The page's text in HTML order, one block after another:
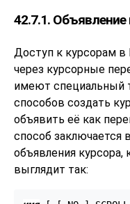
42.7.1.
Доступ к курсорам в
через курсорные
имеют специальный
способов создать
объявить её как
способ заключается
объявления
выглядит так: